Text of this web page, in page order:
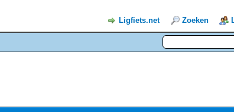
Ligfiets.net Zoeken